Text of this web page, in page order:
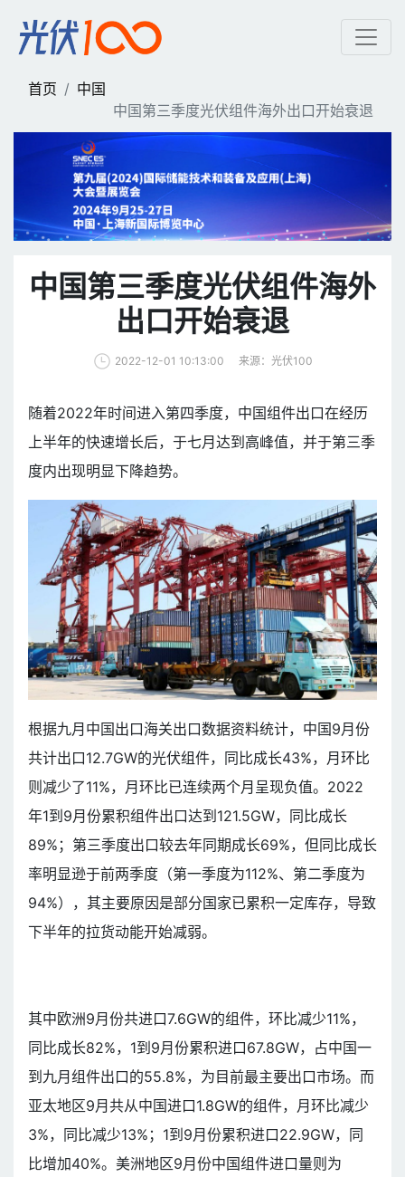
中国第三季度光伏组件
首页
中国
中国第三季度光伏组件海外出口开始衰退
中国第三季度光伏组件海外
出口开始衰退
2022-12-01 10:13:00 来源：光伏100
随着2022年时间进入第四季度，中国组件出口在经历
上半年的快速增长后，于七月达到高峰值，并于第三季
度内出现明显下降趋势。
根据九月中国出口海关出口数据资料统计，中国9月份
共计出口12.7GW的光伏组件，同比成长43%，月环比
则减少了11%，月环比已连续两个月呈现负值。2022
年1到9月份累积组件出口达到121.5GW，同比成长
89%；第三季度出口较去年同期成长69%，但同比成长
率明显逊于前两季度（第一季度为112%、第二季度为
94%），其主要原因是部分国家已累积一定库存，导致
下半年的拉货动能开始减弱。
其中欧洲9月份共进口7.6GW的组件，环比减少11%，
同比成长82%，1到9月份累积进口67.8GW，占中国一
到九月组件出口的55.8%，为目前最主要出口市场。而
亚太地区9月共从中国进口1.8GW的组件，月环比减少
3%，同比减少13%；1到9月份累积进口22.9GW，同
比增加40%。美洲地区9月份中国组件进口量则为